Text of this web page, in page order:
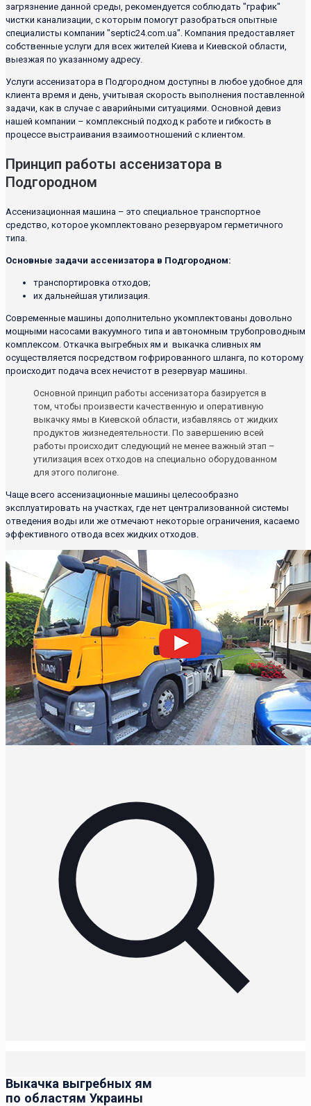
загрязнение данной среды, рекомендуется соблюдать "график"
чистки канализации, с которым помогут разобраться опытные
специалисты компании "septic24.com.ua". Компания предоставляет
собственные услуги для всех жителей Киева и Киевской области,
выезжая по указанному адресу.
Услуги ассенизатора в Подгородном доступны в любое удобное для
клиента время и день, учитывая скорость выполнения поставленной
задачи, как в случае с аварийными ситуациями. Основной девиз
нашей компании – комплексный подход к работе и гибкость в
процессе выстраивания взаимоотношений с клиентом.
Принцип работы ассенизатора в
Подгородном
Ассенизационная машина – это специальное транспортное
средство, которое укомплектовано резервуаром герметичного
типа.
Основные задачи ассенизатора в Подгородном:
транспортировка отходов;
их дальнейшая утилизация.
Современные машины дополнительно укомплектованы довольно
мощными насосами вакуумного типа и автономным трубопроводным
комплексом. Откачка выгребных ям и выкачка сливных ям
осуществляется посредством гофрированного шланга, по которому
происходит подача всех нечистот в резервуар машины.
Основной принцип работы ассенизатора базируется в
том, чтобы произвести качественную и оперативную
выкачку ямы в Киевской области, избавляясь от жидких
продуктов жизнедеятельности. По завершению всей
работы происходит следующий не менее важный этап –
утилизация всех отходов на специально оборудованном
для этого полигоне.
Чаще всего ассенизационные машины целесообразно
эксплуатировать на участках, где нет централизованной системы
отведения воды или же отмечают некоторые ограничения, касаемо
эффективного отвода всех жидких отходов.
Выкачка выгребных ям
по областям Украины